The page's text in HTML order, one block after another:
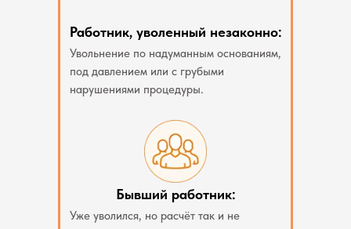
Бывший работник:
Уже уволился, но расчёт так и не
Работник, уволенный незаконно:
Увольнение по надуманным основаниям,
под давлением или с грубыми
нарушениями процедуры.